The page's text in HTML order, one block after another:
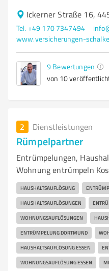
Ickerner Straße 16,
Tel. +49 170 7347494
www.versicherungen-
9 Bewertungen
von 10
2 Dienstleistungen
Rümpelpartner
Entrümpelungen,
Wohnung entrümpeln
HAUSHALTSAUFLÖSUNG
HAUSHALTSAUFLÖSUNGEN
WOHNUNGSAUFLÖSUNGEN
ENTRÜMPELUNG DORTMUND
HAUSHALTSAUFLÖSUNG ESSEN
WOHNUNGSAUFLÖSUNG ESSEN